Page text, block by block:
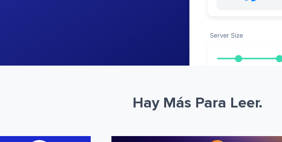
Hay Más Para Leer.